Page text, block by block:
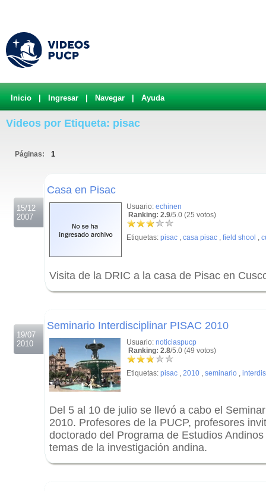
Inicio Ingresar Navegar Ayuda
Videos por Etiqueta: pisac
Páginas: 1
15/12
2007
Casa en Pisac
Usuario: echinen
Ranking: 2.9/5.0 (25 votos)
Etiquetas: pisac , casa pisac , field shool ,
Visita de la DRIC a la casa de Pisac en
19/07
2010
Seminario Interdisciplinar PISAC 2010
Usuario: noticiaspucp
Ranking: 2.8/5.0 (49 votos)
Etiquetas: pisac , 2010 , seminario ,
Del 5 al 10 de julio se llevó a cabo el
2010. Profesores de la PUCP, profesores
doctorado del Programa de Estudios
temas de la investigación andina.